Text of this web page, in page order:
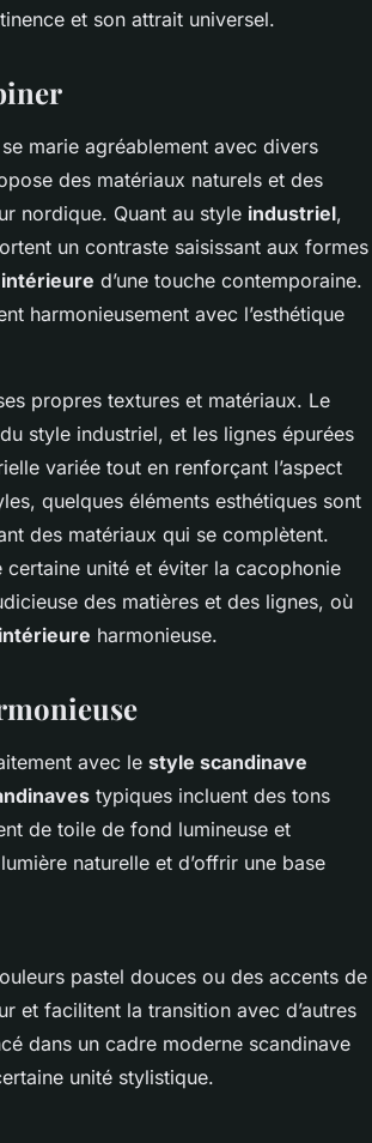
et son attrait universel.
marie agréablement avec divers
des matériaux naturels et des
nordique. Quant au style industriel,
un contraste saisissant aux formes
d’une touche contemporaine.
harmonieusement avec l’esthétique
propres textures et matériaux. Le
style industriel, et les lignes épurées
variée tout en renforçant l’aspect
quelques éléments esthétiques sont
des matériaux qui se complètent.
unité et éviter la cacophonie
des matières et des lignes, où
harmonieuse.
avec le style scandinave
typiques incluent des tons
de toile de fond lumineuse et
naturelle et d’offrir une base
pastel douces ou des accents de
et facilitent la transition avec d’autres
dans un cadre moderne scandinave
unité stylistique.